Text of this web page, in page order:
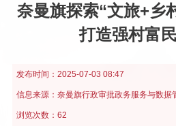
奈曼旗探索“文旅+乡
打造强村富
发布时间： 2025-07-03 08:47
信息来源： 奈曼旗行政审批政务服务与数据
浏览次数：62